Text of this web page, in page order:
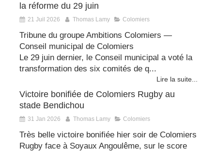
la réforme du 29 juin
21 Juil 2026 Thomas Lamy Colomiers
Tribune du groupe Ambitions Colomiers —
Conseil municipal de Colomiers
Le 29 juin dernier, le Conseil municipal a voté la
transformation des six comités de q...
Lire la suite...
Victoire bonifiée de Colomiers Rugby au
stade Bendichou
31 Jan 2026 Thomas Lamy Colomiers
Très belle victoire bonifiée hier soir de Colomiers
Rugby face à Soyaux Angoulême, sur le score